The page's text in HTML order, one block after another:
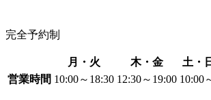
完全予約制
月・火 木・金
土・
営業時間 10:00～18:30 12:30～19:00 10:00